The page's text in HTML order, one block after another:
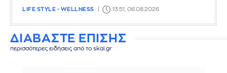
LIFE STYLE - WELLNESS 13:51, 06.08.2026
ΔΙΑΒΑΣΤΕ ΕΠΙΣΗΣ
περισσότερες ειδήσεις από το skai.gr